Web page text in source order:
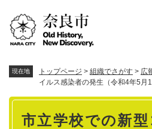
現在地 トップページ > 組織でさがす > 広
イルス感染者の発生（令和4年5月
本
市立学校での新